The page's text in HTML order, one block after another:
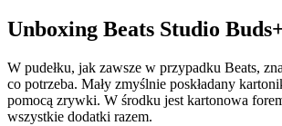
Unboxing Beats Studio
W pudełku, jak zawsze w przypadku Beats,
co potrzeba. Mały zmyślnie poskładany
pomocą zrywki. W środku jest kartonowa
wszystkie dodatki razem.